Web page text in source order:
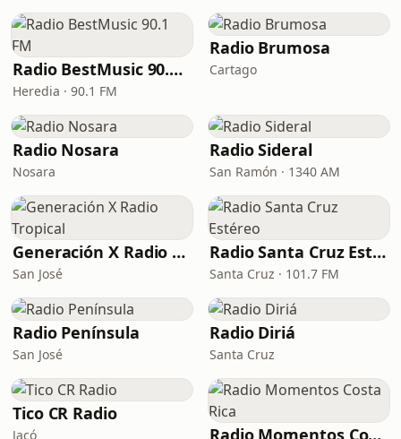
Radio BestMusic 90.1 FM
Heredia · 90.1 FM
Radio Brumosa
Cartago
Radio Nosara
Nosara
Radio Sideral
San Ramón · 1340 AM
Generación X Radio Tropical
San José
Radio Santa Cruz Estéreo
Santa Cruz · 101.7 FM
Radio Península
San José
Radio Diriá
Santa Cruz
Tico CR Radio
Jacó Radio Momentos Costa Rica